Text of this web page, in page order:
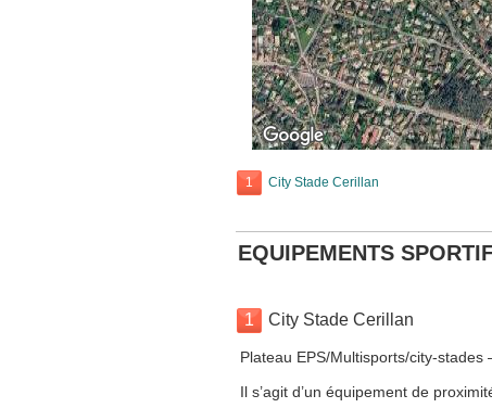
1 City Stade Cerillan
EQUIPEMENTS
1 City Stade Cerillan
Plateau EPS/Multisports/city-
Il s’agit d’un équipement de